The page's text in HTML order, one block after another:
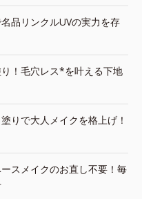
品リンクルUVの実力を存
！毛穴レス*を叶える下地
りで大人メイクを格上げ！
スメイクのお直し不要！毎